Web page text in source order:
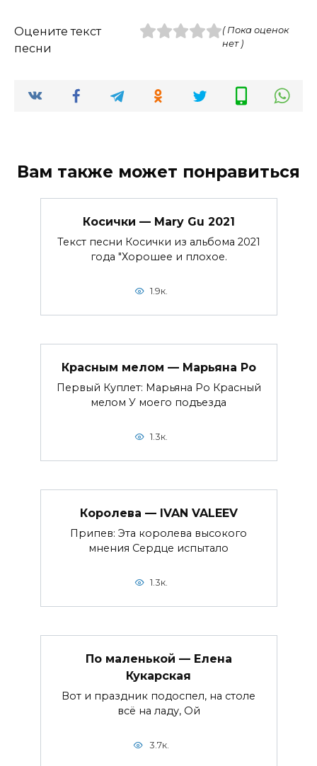
Оцените текст
песни
( Пока оценок
нет )
Вам также может понравиться
Косички — Mary Gu 2021
Текст песни Косички из альбома 2021
года "Хорошее и плохое.
1.9к.
Красным мелом — Марьяна Ро
Первый Куплет: Марьяна Ро Красный
мелом У моего подъезда
1.3к.
Королева — IVAN VALEEV
Припев: Эта королева высокого
мнения Сердце испытало
1.3к.
По маленькой — Елена
Кукарская
Вот и праздник подоспел, на столе
всё на ладу, Ой
3.7к.